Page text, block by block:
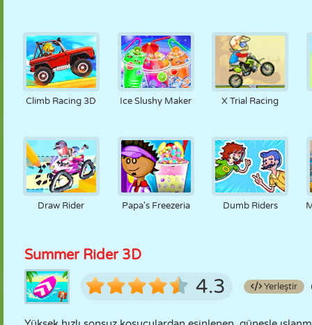
Climb Racing 3D Ice Slushy Maker X Trial Racing
Draw Rider Papa's Freezeria Dumb Riders
Summer Rider 3D
4.3 Yerleştir